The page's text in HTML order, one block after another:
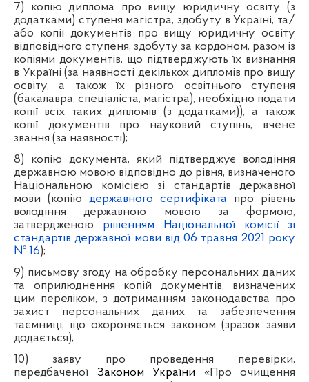
7) копію диплома про вищу юридичну освіту (з
додатками) ступеня магістра, здобуту в Україні, та/
або копії документів про вищу юридичну освіту
відповідного ступеня, здобуту за кордоном, разом із
копіями документів, що підтверджують їх визнання
в Україні (за наявності декількох дипломів про вищу
освіту, а також їх різного освітнього ступеня
(бакалавра, спеціаліста, магістра), необхідно подати
копії всіх таких дипломів (з додатками)), а також
копії документів про науковий ступінь, вчене
звання (за наявності);
8) копію документа, який підтверджує володіння
державною мовою відповідно до рівня, визначеного
Національною комісією зі стандартів державної
мови (копію державного сертифіката про рівень
володіння державною мовою за формою,
затвердженою рішенням Національної комісії зі
стандартів державної мови від 06 травня 2021 року
№ 16);
9) письмову згоду на обробку персональних даних
та оприлюднення копій документів, визначених
цим переліком, з дотриманням законодавства про
захист персональних даних та забезпечення
таємниці, що охороняється законом (зразок заяви
додається);
10) заяву про проведення перевірки,
передбаченої Законом України «Про очищення